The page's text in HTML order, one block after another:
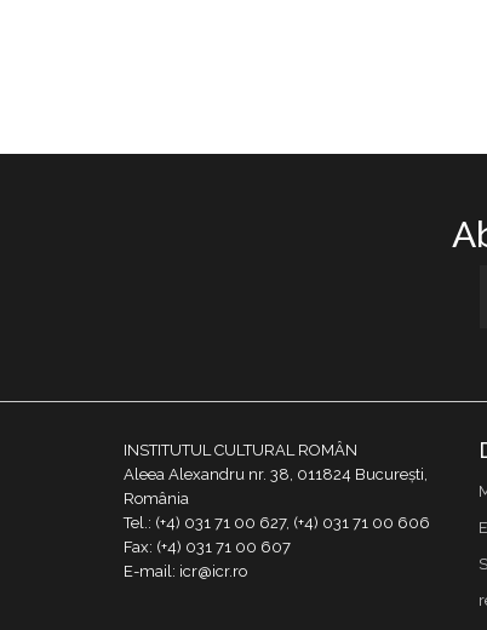
INSTITUTUL CULTURAL ROMÂN
Aleea Alexandru nr. 38, 011824 București,
România
Tel.: (+4) 031 71 00 627, (+4) 031 71 00 606
Fax: (+4) 031 71 00 607
E-mail: icr@icr.ro